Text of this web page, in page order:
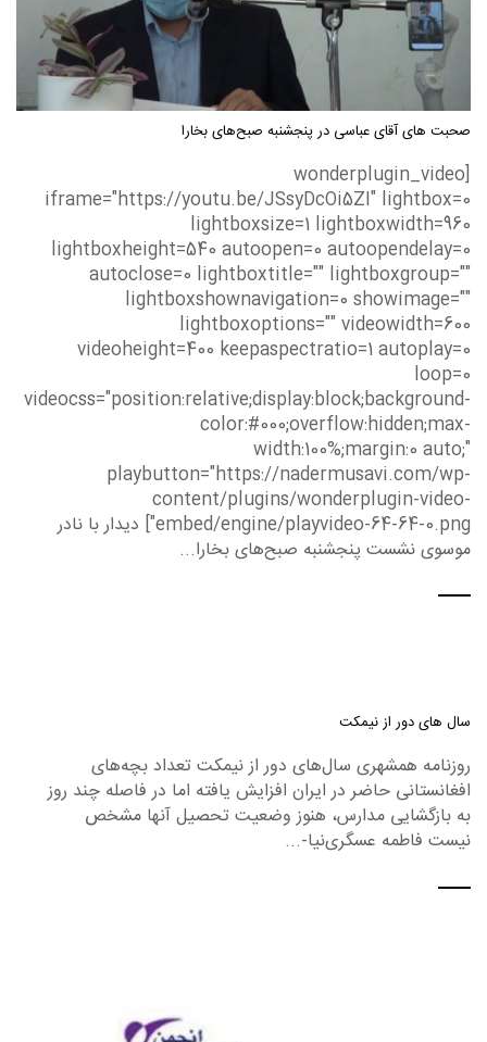
صحبت های آقای عباسی در پنجشنبه صبح‌های بخارا
[wonderplugin_video
iframe="https://youtu.be/JSsyDcOi5ZI" lightbox=0
lightboxsize=1 lightboxwidth=960
lightboxheight=540 autoopen=0 autoopendelay=0
autoclose=0 lightboxtitle="" lightboxgroup=""
lightboxshownavigation=0 showimage=""
lightboxoptions="" videowidth=600
videoheight=400 keepaspectratio=1 autoplay=0
loop=0
videocss="position:relative;display:block;background-
color:#000;overflow:hidden;max-
width:100%;margin:0 auto;"
playbutton="https://nadermusavi.com/wp-
content/plugins/wonderplugin-video-
embed/engine/playvideo-64-64-0.png"] دیدار با نادر
موسوی نشست پنجشنبه صبح‌های بخارا...
سال های دور از نیمکت
روزنامه همشهری سال‌های دور از نیمکت تعداد بچه‌های
افغانستانی حاضر در ایران افزایش یافته اما در فاصله چند روز
به بازگشایی مدارس، هنوز وضعیت تحصیل آنها مشخص
نیست فاطمه عسگری‌نیا-...